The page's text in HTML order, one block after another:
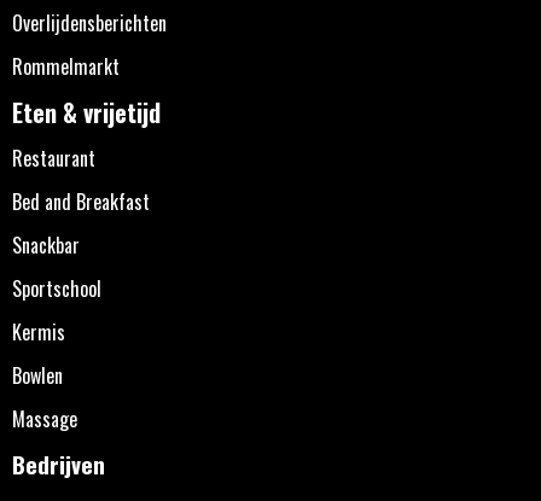
Overlijdensberichten
Rommelmarkt
Eten & vrijetijd
Restaurant
Bed and Breakfast
Snackbar
Sportschool
Kermis
Bowlen
Massage
Bedrijven